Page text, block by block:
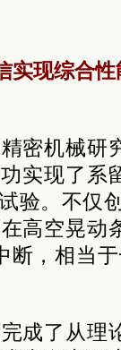
实现综合
密机械研
实现了系
验。不仅
高空晃动
断，相当
成了从理